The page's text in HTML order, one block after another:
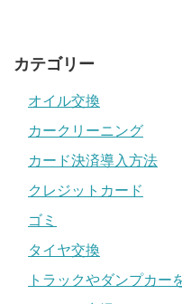
カテゴリー
オイル交換
カークリーニング
カード決済導入方法
クレジットカード
ゴミ
タイヤ交換
トラックやダンプカー